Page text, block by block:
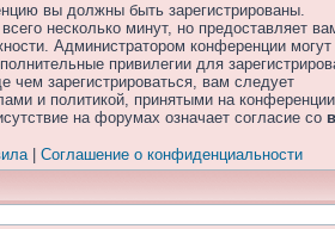
вы должны быть зарегистрированы.
несколько минут, но предоставляет
Администратором конференции
привилегии для
чем зарегистрироваться, вам следует
и политикой, принятыми на
на форумах означает согласие со
| Соглашение о конфиденциальности